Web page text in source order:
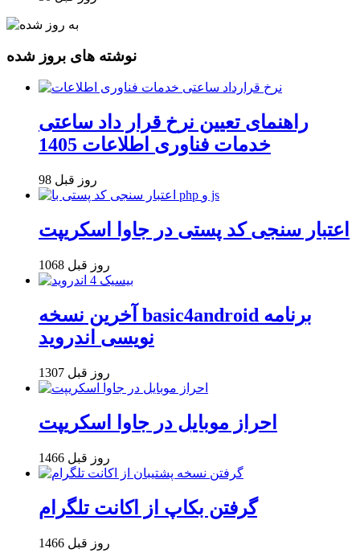
نوشته های بروز شده
راهنمای تعیین نرخ قرار داد ساعتی
خدمات فناوری اطلاعات 1405
98 روز قبل
اعتبار سنجی کد پستی در جاوا اسکریپت
1068 روز قبل
آخرین نسخه basic4android برنامه
نویسی اندروید
1307 روز قبل
احراز موبایل در جاوا اسکریپت
1466 روز قبل
گرفتن بکاپ از اکانت تلگرام
1466 روز قبل